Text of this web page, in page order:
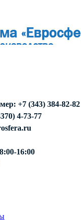
+7 (343) 384-82-82
4-73-77
16:00